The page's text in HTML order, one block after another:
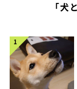
いぬのきもち投稿写真ギャラ
ではここからは、犬
みていきましょう。
①犬が物のニオイ
「犬